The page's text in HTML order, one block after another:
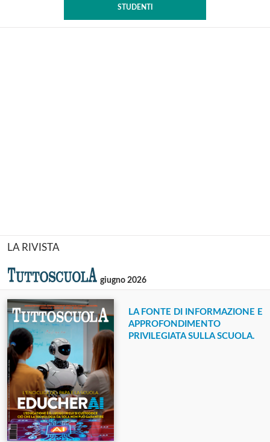
STUDENTI
LA RIVISTA
giugno 2026
LA FONTE DI INFORMAZIONE E
APPROFONDIMENTO
PRIVILEGIATA SULLA SCUOLA.